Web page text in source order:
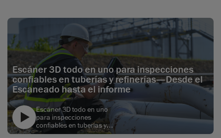
Escáner 3D todo en uno para inspecciones
confiables en tuberías y refinerías—Desde el
Escaneado hasta el informe
Escáner 3D todo en uno
para inspecciones
confiables en tuberías y
refinerías—Desde el